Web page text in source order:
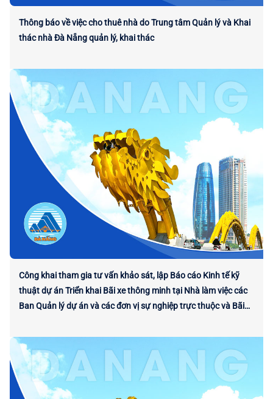
Thông báo về việc cho thuê nhà do Trung tâm Quản lý và Khai
thác nhà Đà Nẵng quản lý, khai thác
Công khai tham gia tư vấn khảo sát, lập Báo cáo Kinh tế kỹ
thuật dự án Triển khai Bãi xe thông minh tại Nhà làm việc các
Ban Quản lý dự án và các đơn vị sự nghiệp trực thuộc và Bãi